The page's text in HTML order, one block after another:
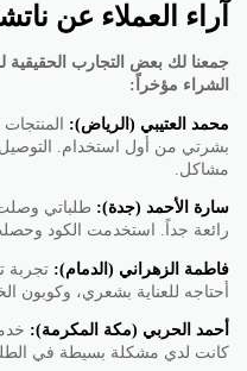
آراء العملاء عن
جمعنا لك بعض التجارب الحقيقية
الشراء مؤخراً:
محمد العتيبي (الرياض):
بشرتي من أول استخدام.
مشاكل.
سارة الأحمد (جدة): طلباتي
رائعة جداً. استخدمت الكود
فاطمة الزهراني (الدمام):
أحتاجه للعناية بشعري، وكوبون
أحمد الحربي (مكة المكرمة):
كانت لدي مشكلة بسيطة في